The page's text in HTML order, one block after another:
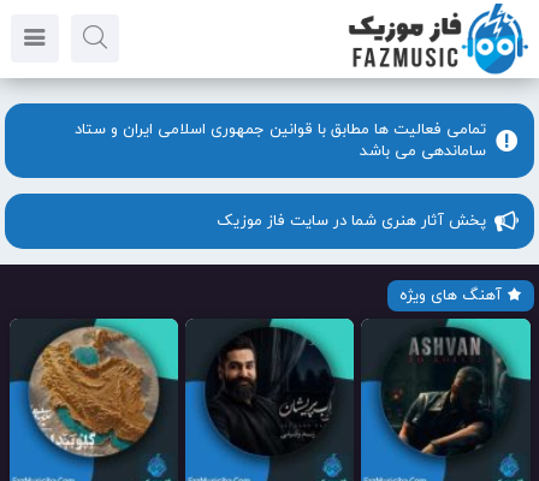
تمامی فعالیت ها مطابق با قوانین جمهوری اسلامی ایران و ستاد
ساماندهی می باشد
پخش آثار هنری شما در سایت فاز موزیک
آهنگ های ویژه